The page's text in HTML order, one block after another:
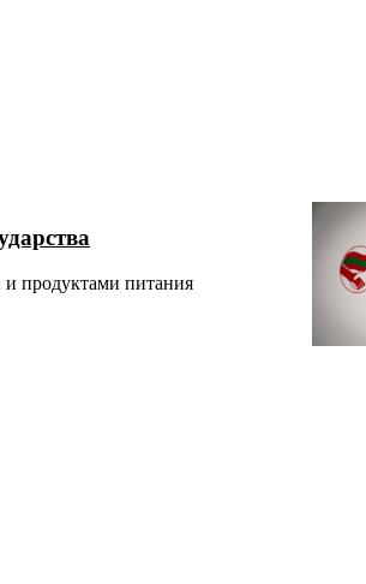
и продуктами питания